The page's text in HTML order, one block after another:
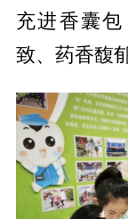
充进香囊
致、药香馥